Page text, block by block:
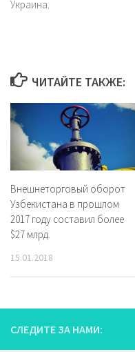
Украина.
ЧИТАЙТЕ ТАКЖЕ:
Внешнеторговый оборот
Узбекистана в прошлом
2017 году составил более
$27 млрд.
15.01.2018
СЛЕДИТЕ ЗА НАМИ: